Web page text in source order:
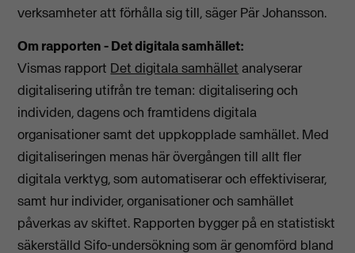
verksamheter att förhålla sig till, säger Pär Johansson.
Om rapporten - Det digitala samhället:
Vismas rapport Det digitala samhället analyserar
digitalisering utifrån tre teman: digitalisering och
individen, dagens och framtidens digitala
organisationer samt det uppkopplade samhället. Med
digitaliseringen menas här övergången till allt fler
digitala verktyg, som automatiserar och effektiviserar,
samt hur individer, organisationer och samhället
påverkas av skiftet. Rapporten bygger på en statistiskt
säkerställd Sifo-undersökning som är genomförd bland